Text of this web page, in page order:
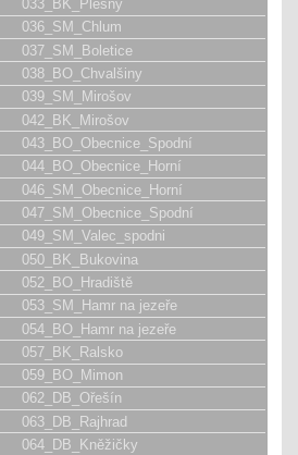
033_BK_Plešný
036_SM_Chlum
037_SM_Boletice
038_BO_Chvalšiny
039_SM_Mirošov
042_BK_Mirošov
043_BO_Obecnice_Spodní
044_BO_Obecnice_Horní
046_SM_Obecnice_Horní
047_SM_Obecnice_Spodní
049_SM_Valec_spodni
050_BK_Bukovina
052_BO_Hradiště
053_SM_Hamr na jezeře
054_BO_Hamr na jezeře
057_BK_Ralsko
059_BO_Mimon
062_DB_Ořešín
063_DB_Rajhrad
064_DB_Kněžičky